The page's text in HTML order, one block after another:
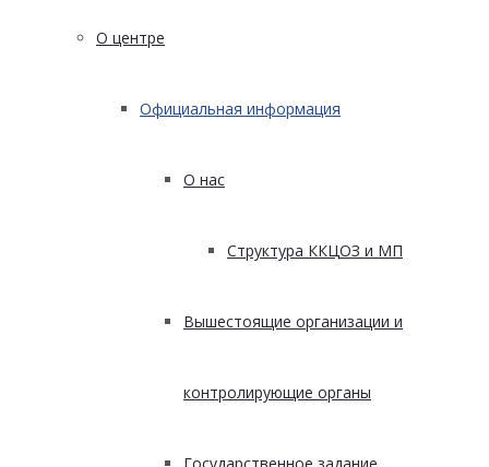
О центре
Официальная информация
О нас
Структура ККЦОЗ и МП
Вышестоящие организации и
контролирующие органы